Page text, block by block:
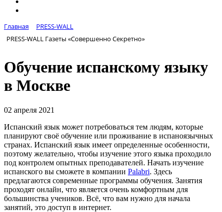
Главная
PRESS-WALL
PRESS-WALL Газеты «Совершенно Секретно»
Обучение испанскому языку
в Москве
02 апреля 2021
Испанский язык может потребоваться тем людям, которые
планируют своё обучение или проживание в испаноязычных
странах. Испанский язык имеет определенные особенности,
поэтому желательно, чтобы изучение этого языка проходило
под контролем опытных преподавателей. Начать изучение
испанского вы сможете в компании Palabri. Здесь
предлагаются современные программы обучения. Занятия
проходят онлайн, что является очень комфортным для
большинства учеников. Всё, что вам нужно для начала
занятий, это доступ в интернет.